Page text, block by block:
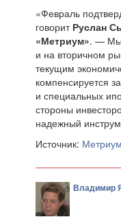
«Февраль
говорит Руслан
«Метриум». — Мы
и на вторичном
текущим
компенсируется
и специальных
стороны
надежный
Источник: Метриум
Владимир